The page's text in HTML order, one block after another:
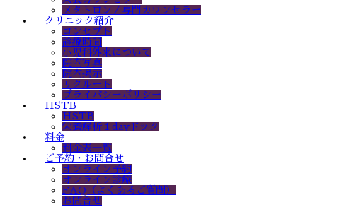
メタトロン／専門カウンセラー
クリニック紹介
コンセプト
診療時間
小児科外来について
院内写真
院内掲示
リクルート
プライバシーポリシー
HSTB
HSTB
栄養解析１dayドック
料金
料金表一覧
ご予約・お問合せ
オンライン予約
オンライン診療
FAQ（よくあるご質問）
お問合せ